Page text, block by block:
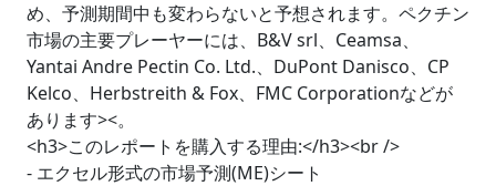
め、予測期間中も変わらないと予想されます。ペクチン
市場の主要プレーヤーには、B&V srl、Ceamsa、
Yantai Andre Pectin Co. Ltd.、DuPont Danisco、CP
Kelco、Herbstreith & Fox、FMC Corporationなどが
あります><。
<h3>このレポートを購入する理由:</h3><br />
- エクセル形式の市場予測(ME)シート